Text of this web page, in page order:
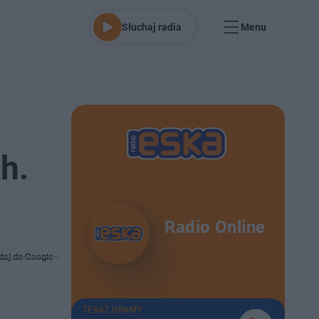
Słuchaj radia Menu
do Google
Radio Online
TERAZ GRAMY